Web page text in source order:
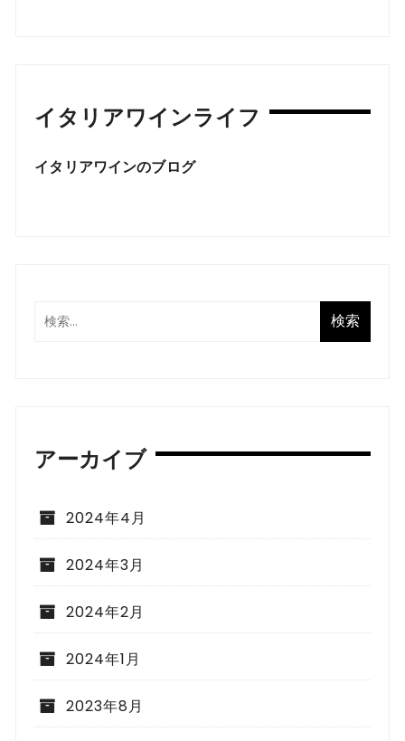
イタリアワインライフ
イタリアワインのブログ
アーカイブ
2024年4月
2024年3月
2024年2月
2024年1月
2023年8月